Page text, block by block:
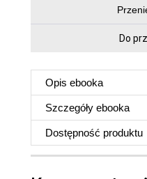
Do
Opis ebooka
Szczegóły ebooka
Dostępność produktu